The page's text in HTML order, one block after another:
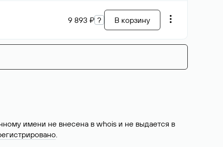
9 893 ₽ ? В корзину
имени не внесена в whois и не выдается в
.